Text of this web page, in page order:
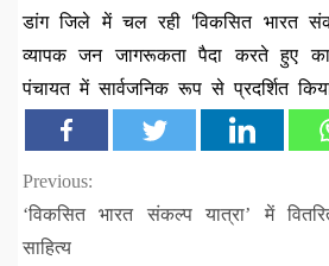
डांग जिले में चल रही ‘विकसित भारत
व्यापक जन जागरूकता पैदा करते हुए
पंचायत में सार्वजनिक रूप से प्रदर्शित
Continue
Reading
Previous:
‘विकसित भारत संकल्प यात्रा’ में
साहित्य